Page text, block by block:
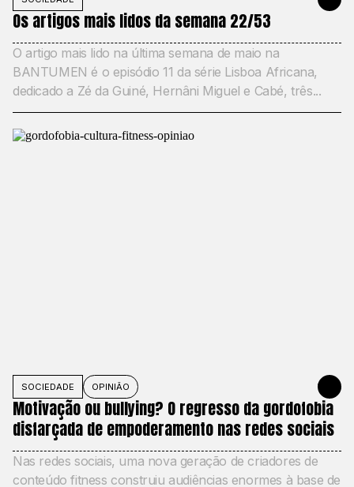
Os artigos mais lidos da semana 22/53
O artigo mais lido na última semana de maio na
BANTUMEN é o episódio 11 da série Lisboa Africana,
dedicado a Zé da Guiné, Hernâni Miguel e Cabé, três...
SOCIEDADE OPINIÃO 27 DE
Motivação ou bullying? O regresso da gordofobia
disfarçada de empoderamento nas redes sociais
Nas redes sociais, uma nova geração de criadores de
conteúdo fitness construiu audiências enormes à base de